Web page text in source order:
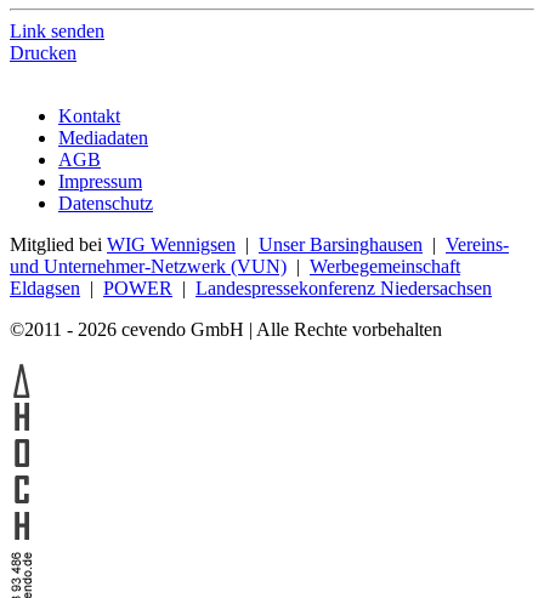
Link senden
Drucken
Kontakt
Mediadaten
AGB
Impressum
Datenschutz
Mitglied bei WIG Wennigsen | Unser Barsinghausen | Vereins-
und Unternehmer-Netzwerk (VUN) | Werbegemeinschaft
Eldagsen | POWER | Landespressekonferenz Niedersachsen
©2011 - 2026 cevendo GmbH | Alle Rechte vorbehalten